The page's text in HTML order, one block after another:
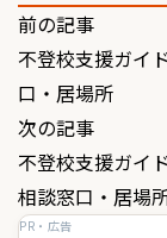
投
稿
ナ
ビ
ゲ
前の記事
不登校支援ガイ
口・居場所
次の記事
不登校支援ガイ
相談窓口・居場
PR・広告